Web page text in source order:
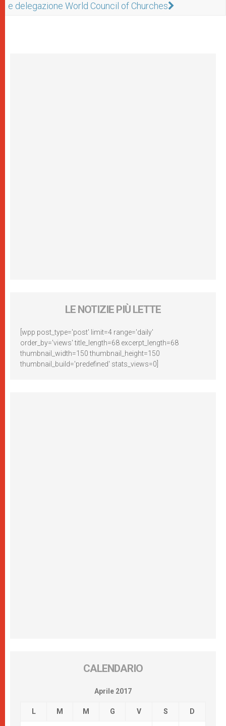
e delegazione World Council of Churches
LE NOTIZIE PIÙ LETTE
[wpp post_type='post' limit=4 range='daily'
order_by='views' title_length=68 excerpt_length=68
thumbnail_width=150 thumbnail_height=150
thumbnail_build='predefined' stats_views=0]
CALENDARIO
Aprile 2017
L M M G V S D